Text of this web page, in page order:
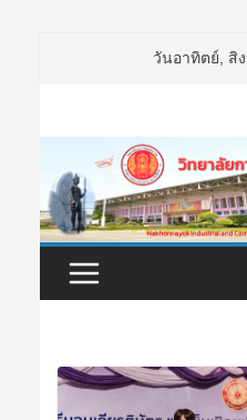
วันอาทิตย์, สิ